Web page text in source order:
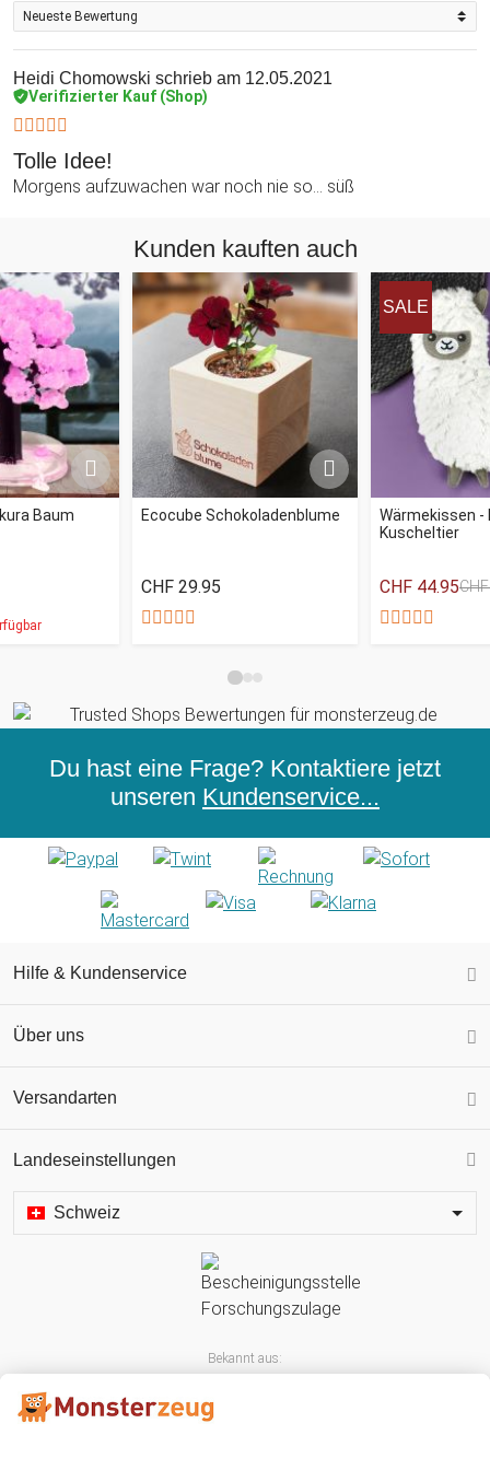
gemeinsam mit Dir ausprobieren wollen.
Heidi Chomowski schrieb am 12.05.2021
Verifizierter Kauf (Shop)
Tolle Idee!
Morgens aufzuwachen war noch nie so... süß
Kunden kauften auch
Baum Ecocube Schokoladenblume
CHF 29.95
SALE
Wärmekissen -
Kuscheltier
CHF 44.95
Du hast eine Frage? Kontaktiere jetzt
unseren Kundenservice...
Hilfe & Kundenservice
Über uns
Versandarten
Landeseinstellungen
Schweiz
Bekannt aus: